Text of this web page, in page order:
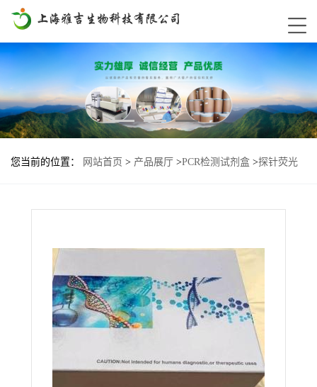
您当前的位置： 网站首页 > 产品展厅 >PCR检测试剂盒 >探针荧光